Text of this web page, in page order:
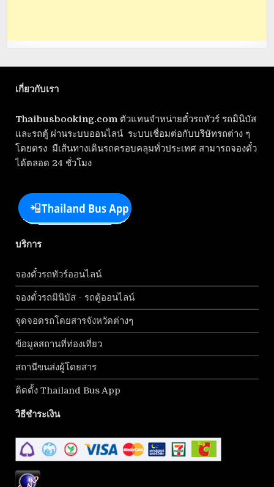
เกี่ยวกับเรา
Thaibusbooking.com ตัวแทนจำหน่ายตั๋วรถทัวร์ รถมินิบัส
และรถตู้ ผ่านระบบออนไลน์ ระบบเชื่อมต่อกับบริษัทรถต่าง ๆ
โดยตรง มีเส้นทางเดินรถครอบคลุมทั่วประเทศ สามารถจองตั๋ว
ได้ตลอด 24 ชั่วโมง
บริการ
จองตั๋วรถทัวร์ออนไลน์
จองตั๋วรถมินิบัส - รถตู้ออนไลน์
จุดจอดรถโดยสารจังหวัดต่างๆ
ข้อมูลสถานที่ท่องเที่ยว
สถานีขนส่งผู้โดยสาร
ติดตั้ง Thailand Bus App
วิธีชำระเงิน